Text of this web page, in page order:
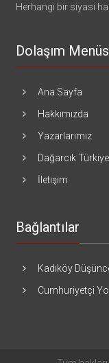
Herhangi bir siyasi
Dolaşım
Ana Sayfa
Hakkımızda
Yazarlarımız
Dağarcık
İletişim
Bağlantılar
Kadıköy
Cumhuriyetçi